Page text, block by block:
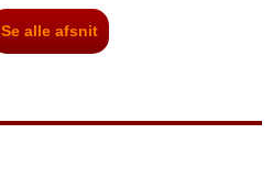
Se alle afsnit